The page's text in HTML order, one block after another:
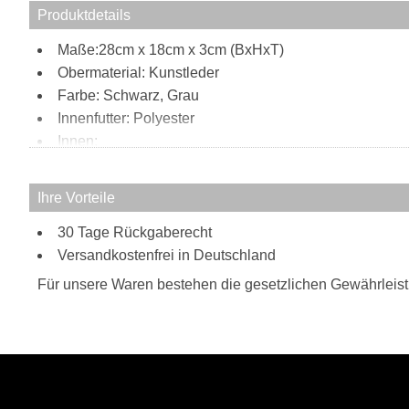
Produktdetails
Maße:28cm x 18cm x 3cm (BxHxT)
Obermaterial: Kunstleder
Farbe: Schwarz, Grau
Innenfutter: Polyester
Innen:
Tragweise:
Schulterriemen
Besonderheiten:
auffällige Nietenapplikation
Schlüsselanhänger am Riemen
Ihre Vorteile
30 Tage Rückgaberecht
Versandkostenfrei in Deutschland
Für unsere Waren bestehen die gesetzlichen